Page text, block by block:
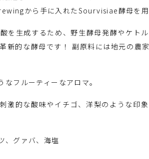
から手に入れたSourvisiae酵母を用
を生成するため、野生酵母発酵やケト
新的な酵母です！ 副原料には地元の農
フルーティーなアロマ。
激的な酸味やイチゴ、洋梨のような印
、グァバ、海塩